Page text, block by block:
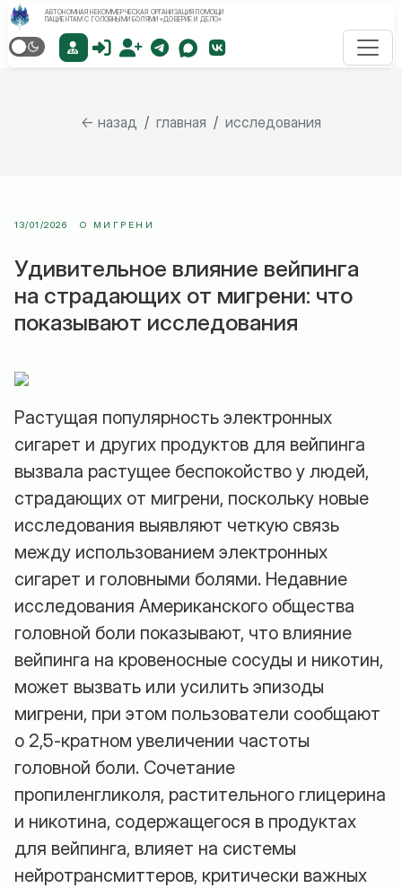
АВТОНОМНАЯ НЕКОММЕРЧЕСКАЯ ОРГАНИЗАЦИЯ ПОМОЩИ
ПАЦИЕНТАМ С ГОЛОВНЫМИ БОЛЯМИ «ДОВЕРИЕ И ДЕЛО»
← назад / главная / исследования
13/01/2026 О МИГРЕНИ
Удивительное влияние вейпинга
на страдающих от мигрени: что
показывают исследования
Растущая популярность электронных
сигарет и других продуктов для вейпинга
вызвала растущее беспокойство у людей,
страдающих от мигрени, поскольку новые
исследования выявляют четкую связь
между использованием электронных
сигарет и головными болями. Недавние
исследования Американского общества
головной боли показывают, что влияние
вейпинга на кровеносные сосуды и никотин,
может вызвать или усилить эпизоды
мигрени, при этом пользователи сообщают
о 2,5-кратном увеличении частоты
головной боли. Сочетание
пропиленгликоля, растительного глицерина
и никотина, содержащегося в продуктах
для вейпинга, влияет на системы
нейротрансмиттеров, критически важных